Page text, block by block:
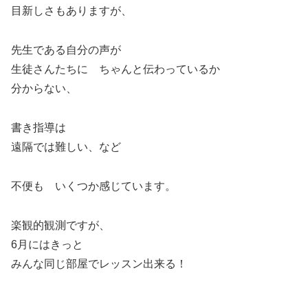
目新しさもありますが、
先生である自分の声が
生徒さんたちに ちゃんと伝わっているか
分からない、
書き指導は
遠隔では難しい、など
不便も いくつか感じています。
楽観的観測ですが、
6月にはきっと
みんな同じ部屋でレッスン出来る！